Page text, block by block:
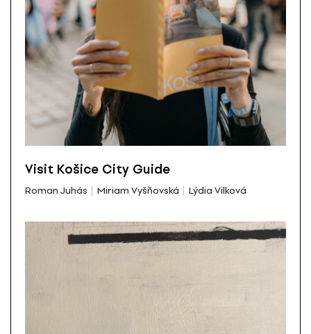
Visit Košice City Guide
Roman Juhás Miriam Vyšňovská Lýdia Vilková